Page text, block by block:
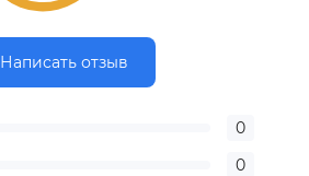
Написать отзыв
0
0